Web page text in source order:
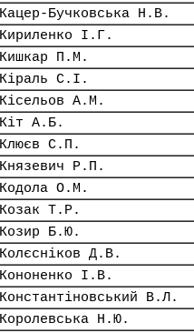
Кацер-Бучковська Н.В.
Кириленко І.Г.
Кишкар П.М.
Кіраль С.І.
Кісельов А.М.
Кіт А.Б.
Клюєв С.П.
Князевич Р.П.
Кодола О.М.
Козак Т.Р.
Козир Б.Ю.
Колєсніков Д.В.
Кононенко І.В.
Константіновський В.Л.
Королевська Н.Ю.